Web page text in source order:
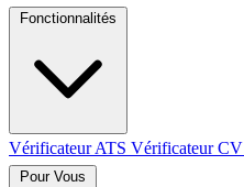
Vérificateur ATS Vérificateur CV